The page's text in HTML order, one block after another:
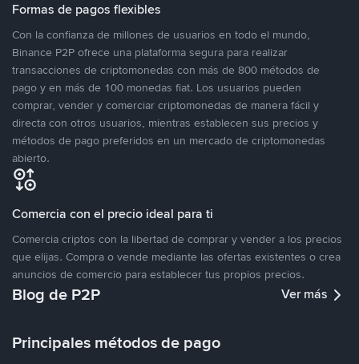
Formas de pagos flexibles
Con la confianza de millones de usuarios en todo el mundo,
Binance P2P ofrece una plataforma segura para realizar
transacciones de criptomonedas con más de 800 métodos de
pago y en más de 100 monedas fiat. Los usuarios pueden
comprar, vender y comerciar criptomonedas de manera fácil y
directa con otros usuarios, mientras establecen sus precios y
métodos de pago preferidos en un mercado de criptomonedas
abierto.
Comercia con el precio ideal para ti
Comercia criptos con la libertad de comprar y vender a los precios
que elijas. Compra o vende mediante las ofertas existentes o crea
anuncios de comercio para establecer tus propios precios.
Blog de P2P Ver más
Principales métodos de pago